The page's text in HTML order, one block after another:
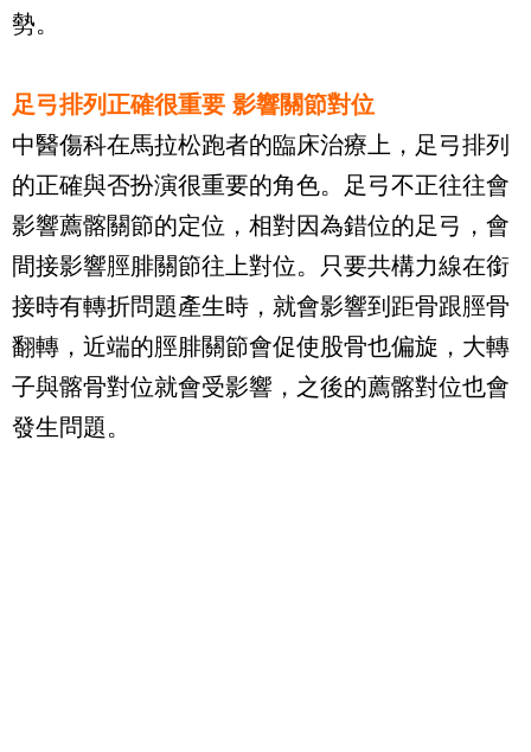
勢。
足弓排列正確很重要 影響關節對位
中醫傷科在馬拉松跑者的臨床治療上，足弓排列
的正確與否扮演很重要的角色。足弓不正往往會
影響薦髂關節的定位，相對因為錯位的足弓，會
間接影響脛腓關節往上對位。只要共構力線在銜
接時有轉折問題產生時，就會影響到距骨跟脛骨
翻轉，近端的脛腓關節會促使股骨也偏旋，大轉
子與髂骨對位就會受影響，之後的薦髂對位也會
發生問題。